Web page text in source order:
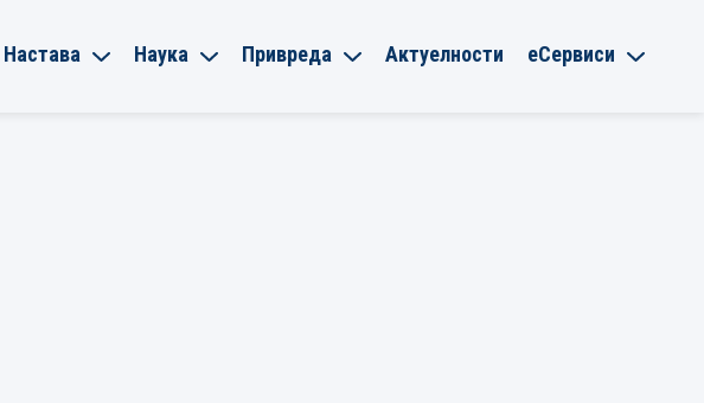
Настава Наука Привреда Актуелности еСервиси